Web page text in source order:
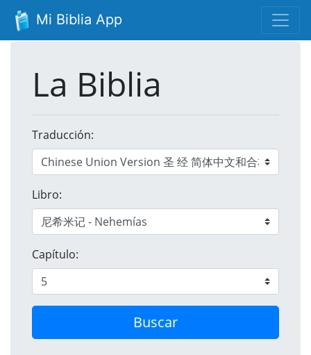
Mi Biblia App
La Biblia
Traducción:
Libro:
Capítulo:
Buscar